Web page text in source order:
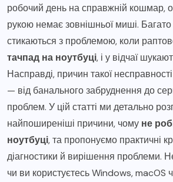
робочий день на справжній кошмар,
рукою немає зовнішньої миші. Багато
стикаються з проблемою, коли
тачпад на ноутбуці, і у відчаї
Насправді, причин такої
— від банального забруднення до
проблем. У цій статті ми детально
найпоширеніші причини, чому не
ноутбуці, та пропонуємо практичні
діагностики й вирішення проблеми.
чи ви користуєтесь Windows, macOS